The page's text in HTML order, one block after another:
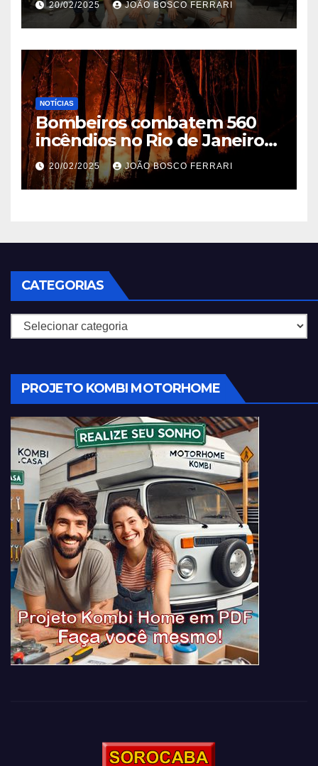
20/02/2025 JOÃO BOSCO FERRARI
NOTÍCIAS
Bombeiros combatem 560
incêndios no Rio de Janeiro
em 2025
20/02/2025 JOÃO BOSCO FERRARI
CATEGORIAS
Categorias
PROJETO KOMBI MOTORHOME